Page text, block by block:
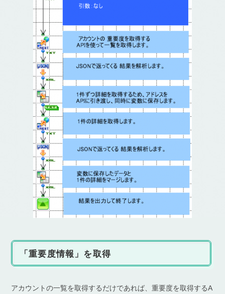
「重要度情報」を取得
アカウントの一覧を取得するだけであれば、重要度を取得するA